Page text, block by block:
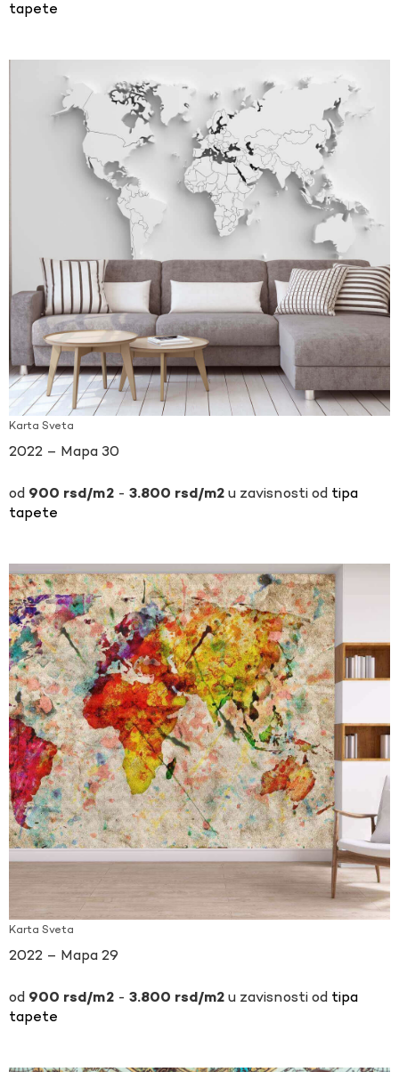
tapete
Karta Sveta
2022 – Mapa 30
900 rsd - 3.800 rsd u zavisnosti od tipa
tapete
Karta Sveta
2022 – Mapa 29
900 rsd - 3.800 rsd u zavisnosti od tipa
tapete